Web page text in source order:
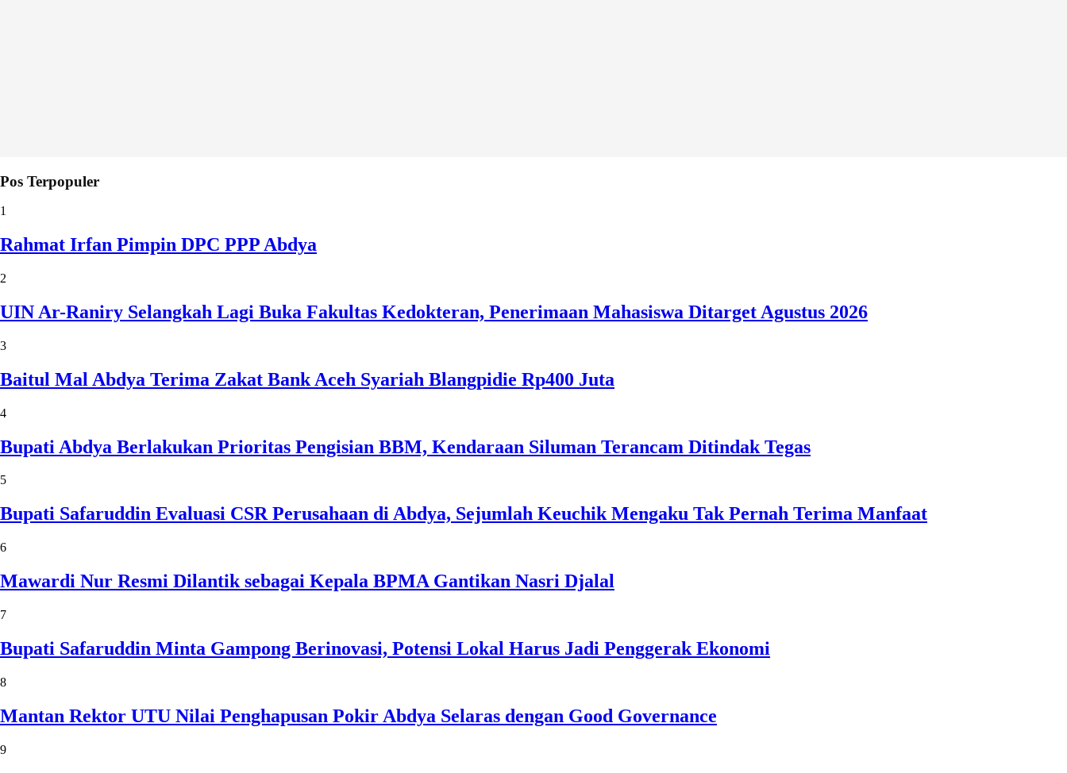
Pos Terpopuler
1
Rahmat Irfan Pimpin DPC PPP Abdya
2
UIN Ar-Raniry Selangkah Lagi Buka Fakultas Kedokteran, Penerimaan Mahasiswa Ditarget Agustus 2026
3
Baitul Mal Abdya Terima Zakat Bank Aceh Syariah Blangpidie Rp400 Juta
4
Bupati Abdya Berlakukan Prioritas Pengisian BBM, Kendaraan Siluman Terancam Ditindak Tegas
5
Bupati Safaruddin Evaluasi CSR Perusahaan di Abdya, Sejumlah Keuchik Mengaku Tak Pernah Terima Manfaat
6
Mawardi Nur Resmi Dilantik sebagai Kepala BPMA Gantikan Nasri Djalal
7
Bupati Safaruddin Minta Gampong Berinovasi, Potensi Lokal Harus Jadi Penggerak Ekonomi
8
Mantan Rektor UTU Nilai Penghapusan Pokir Abdya Selaras dengan Good Governance
9